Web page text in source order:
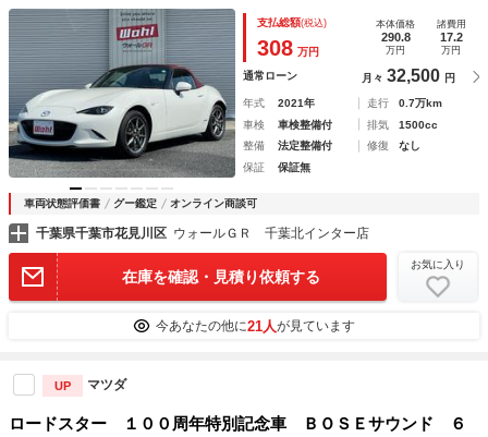
ト １００周年スペシャルロゴヘッドレスト プッシュスター
ト ＬＥＤヘッドライト 純正マフラー 純正１６インチアル
ミホイール
支払総額(税込)
308 万円
本体価格
290.8
万円
諸費用
17.2
万円
通常ローン 月々 32,500 円
年式 2021年 走行
0.7万km
車検
車検整備付 排気
1500cc
整備
法定整備付 修復
なし
保証
保証無
車両状態評価書 グー鑑定 オンライン商談可
千葉県千葉市花見川区 ウォールＧＲ 千葉北インター店
在庫を確認・見積り依頼する
お気に入り
今あなたの他に21人が見ています
UP マツダ
ロードスター １００周年特別記念車 ＢＯＳＥサウンド ６